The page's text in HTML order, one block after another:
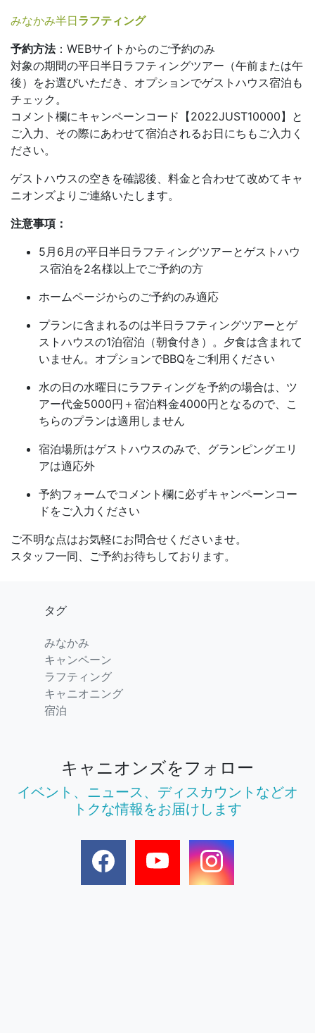
みなかみ半日ラフティング
予約方法：WEBサイトからのご予約のみ
対象の期間の平日半日ラフティングツアー（午前または午
後）をお選びいただき、オプションでゲストハウス宿泊も
チェック。
コメント欄にキャンペーンコード【2022JUST10000】と
ご入力、その際にあわせて宿泊されるお日にちもご入力く
ださい。
ゲストハウスの空きを確認後、料金と合わせて改めてキャ
ニオンズよりご連絡いたします。
注意事項：
5月6月の平日半日ラフティングツアーとゲストハウ
ス宿泊を2名様以上でご予約の方
ホームページからのご予約のみ適応
プランに含まれるのは半日ラフティングツアーとゲ
ストハウスの1泊宿泊（朝食付き）。夕食は含まれて
いません。オプションでBBQをご利用ください
水の日の水曜日にラフティングを予約の場合は、ツ
アー代金5000円＋宿泊料金4000円となるので、こ
ちらのプランは適用しません
宿泊場所はゲストハウスのみで、グランピングエリ
アは適応外
予約フォームでコメント欄に必ずキャンペーンコー
ドをご入力ください
ご不明な点はお気軽にお問合せくださいませ。
スタッフ一同、ご予約お待ちしております。
タグ
みなかみ
キャンペーン
ラフティング
キャニオニング
宿泊
キャニオンズをフォロー
イベント、ニュース、ディスカウントなどオ
トクな情報をお届けします